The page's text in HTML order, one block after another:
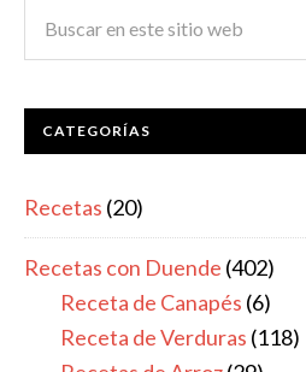
CATEGORÍAS
Recetas (20)
Recetas con Duende (402)
Receta de Canapés (6)
Receta de Verduras (118)